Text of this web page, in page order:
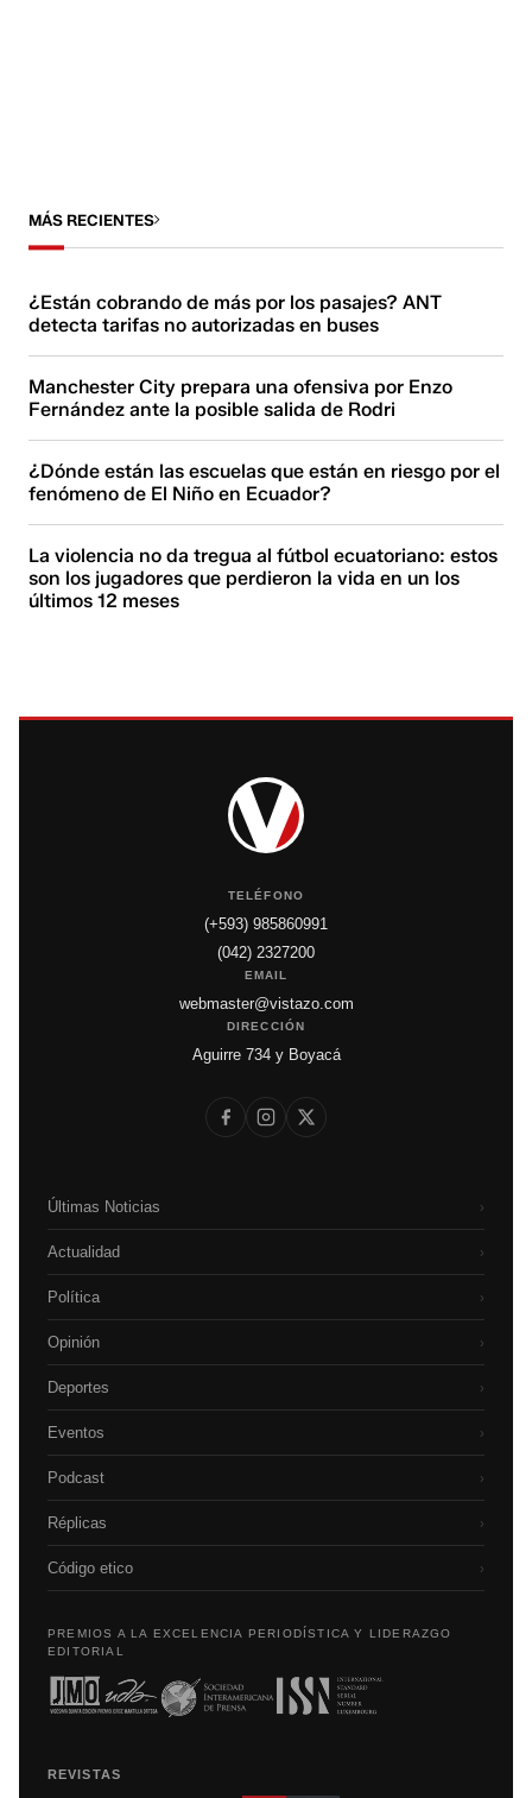
MÁS RECIENTES
¿Están cobrando de más por los pasajes? ANT
detecta tarifas no autorizadas en buses
Manchester City prepara una ofensiva por Enzo
Fernández ante la posible salida de Rodri
¿Dónde están las escuelas que están en riesgo por el
fenómeno de El Niño en Ecuador?
La violencia no da tregua al fútbol ecuatoriano: estos
son los jugadores que perdieron la vida en un los
últimos 12 meses
TELÉFONO
(+593) 985860991
(042) 2327200
EMAIL
webmaster@vistazo.com
DIRECCIÓN
Aguirre 734 y Boyacá
Últimas Noticias ›
Actualidad ›
Política ›
Opinión ›
Deportes ›
Eventos ›
Podcast ›
Réplicas ›
Código etico ›
PREMIOS A LA EXCELENCIA PERIODÍSTICA Y LIDERAZGO
EDITORIAL
REVISTAS